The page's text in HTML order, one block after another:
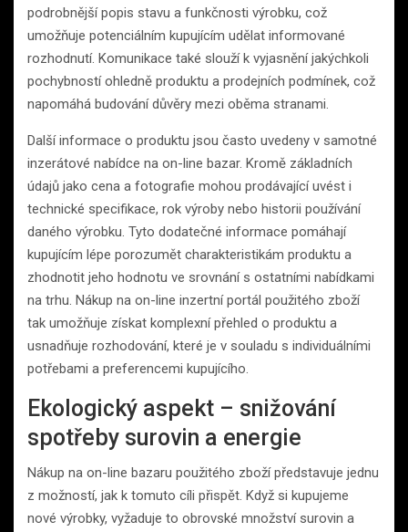
podrobnější popis stavu a funkčnosti výrobku, což
umožňuje potenciálním kupujícím udělat informované
rozhodnutí. Komunikace také slouží k vyjasnění jakýchkoli
pochybností ohledně produktu a prodejních podmínek, což
napomáhá budování důvěry mezi oběma stranami.
Další informace o produktu jsou často uvedeny v samotné
inzerátové nabídce na on-line bazar. Kromě základních
údajů jako cena a fotografie mohou prodávající uvést i
technické specifikace, rok výroby nebo historii používání
daného výrobku. Tyto dodatečné informace pomáhají
kupujícím lépe porozumět charakteristikám produktu a
zhodnotit jeho hodnotu ve srovnání s ostatními nabídkami
na trhu. Nákup na on-line inzertní portál použitého zboží
tak umožňuje získat komplexní přehled o produktu a
usnadňuje rozhodování, které je v souladu s individuálními
potřebami a preferencemi kupujícího.
Ekologický aspekt – snižování
spotřeby surovin a energie
Nákup na on-line bazaru použitého zboží představuje jednu
z možností, jak k tomuto cíli přispět. Když si kupujeme
nové výrobky, vyžaduje to obrovské množství surovin a